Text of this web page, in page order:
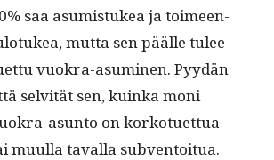
saa asum­is­tukea ja toimeen­
mut­ta sen päälle tulee
vuokra-asum­i­nen. Pyy­dän
selvität sen, kuin­ka moni
asun­to on korkotuet­tua
muul­la taval­la subventoitua.